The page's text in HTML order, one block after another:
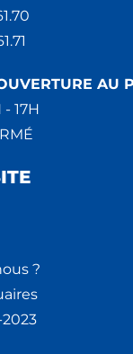
AU
17H
?